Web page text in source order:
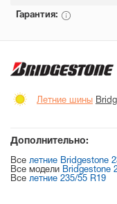
Гарантия:
Летние шины
Дополнительно:
Все летние Bridgestone
Все модели Bridgestone
Все летние 235/55 R19